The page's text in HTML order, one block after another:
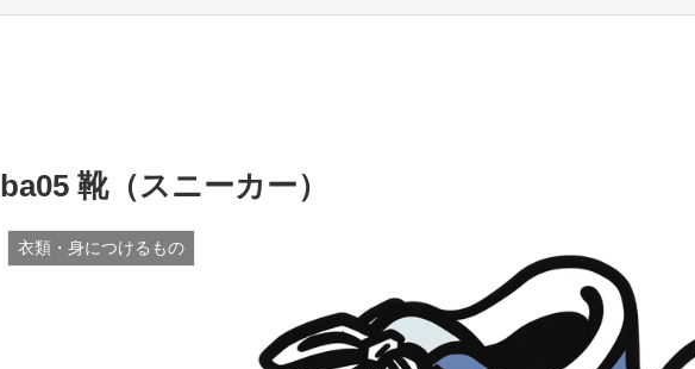
ba05 靴（スニーカー）
衣類・身につけるもの